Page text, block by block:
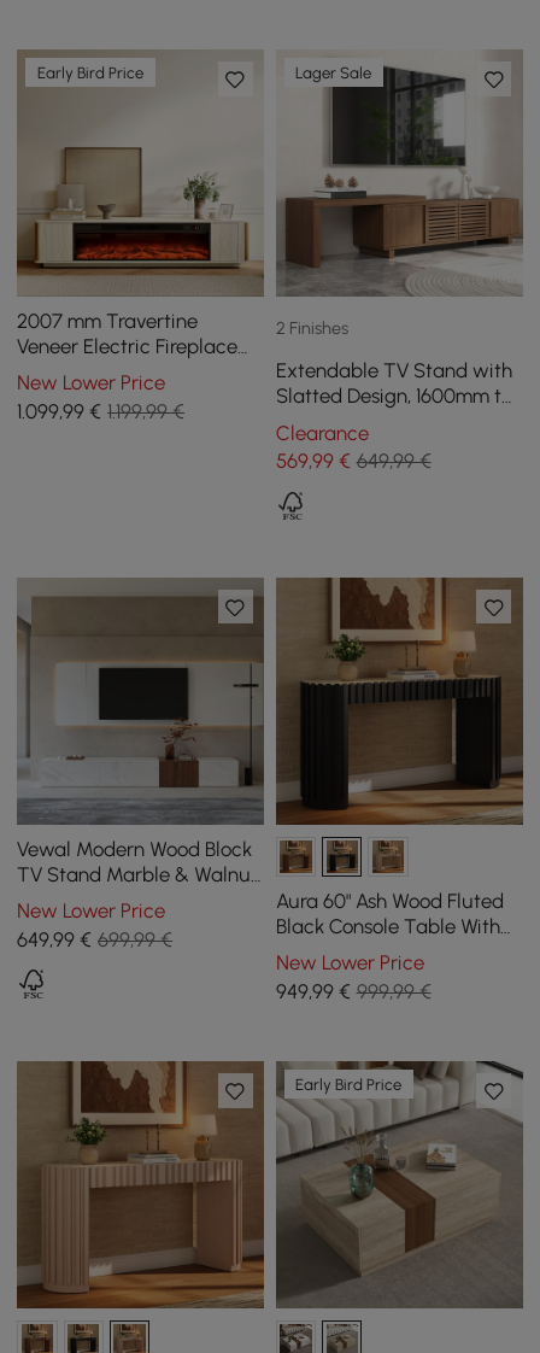
Early Bird Price
2007 mm Travertine
Veneer Electric Fireplace
TV Stand with Storage
New Lower Price
1.099,99 € 1.199,99 €
Lager Sale
2 Finishes
Extendable TV Stand with
Slatted Design, 1600mm to
2100mm in Walnut
Clearance
569,99€ 649,99 €
Vewal Modern Wood Block
TV Stand Marble & Walnut
Veneer in White with 4
Drawers
New Lower Price
649,99 € 699,99 €
Aura 60" Ash Wood Fluted
Black Console Table With
Sintered Stone Top
New Lower Price
949,99€ 999,99 €
Early Bird Price